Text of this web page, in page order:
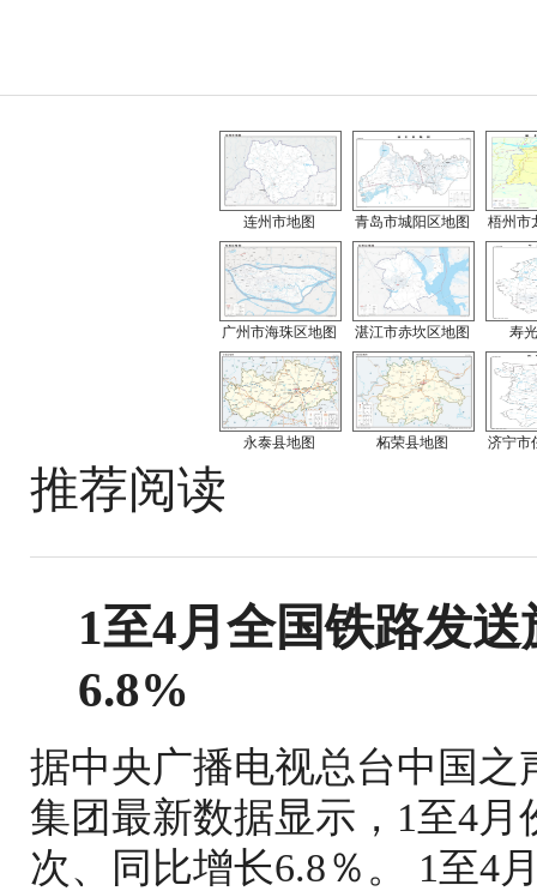
连州市地图 青岛市城阳区地图 梧州市
广州市海珠区地图 湛江市赤坎区地图 寿
永泰县地图 柘荣县地图 济宁市
推荐阅读
1至4月全国铁路发
6.8%
据中央广播电视总台中国
集团最新数据显示，1至4月
次、同比增长6.8％。 1至4